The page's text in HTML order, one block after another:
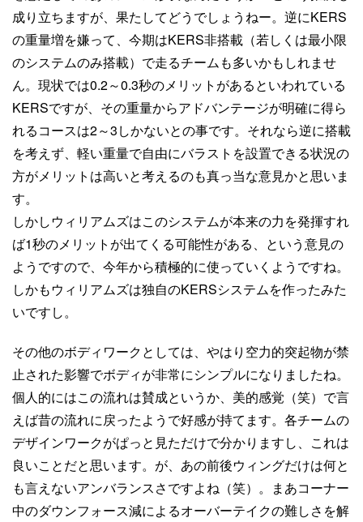
成り立ちますが、果たしてどうでしょうねー。逆にKERS
の重量増を嫌って、今期はKERS非搭載（若しくは最小限
のシステムのみ搭載）で走るチームも多いかもしれませ
ん。現状では0.2～0.3秒のメリットがあるといわれている
KERSですが、その重量からアドバンテージが明確に得ら
れるコースは2～3しかないとの事です。それなら逆に搭載
を考えず、軽い重量で自由にバラストを設置できる状況の
方がメリットは高いと考えるのも真っ当な意見かと思いま
す。
しかしウィリアムズはこのシステムが本来の力を発揮すれ
ば1秒のメリットが出てくる可能性がある、という意見の
ようですので、今年から積極的に使っていくようですね。
しかもウィリアムズは独自のKERSシステムを作ったみた
いですし。
その他のボディワークとしては、やはり空力的突起物が禁
止された影響でボディが非常にシンプルになりましたね。
個人的にはこの流れは賛成というか、美的感覚（笑）で言
えば昔の流れに戻ったようで好感が持てます。各チームの
デザインワークがぱっと見ただけで分かりますし、これは
良いことだと思います。が、あの前後ウィングだけは何と
も言えないアンバランスさですよね（笑）。まあコーナー
中のダウンフォース減によるオーバーテイクの難しさを解